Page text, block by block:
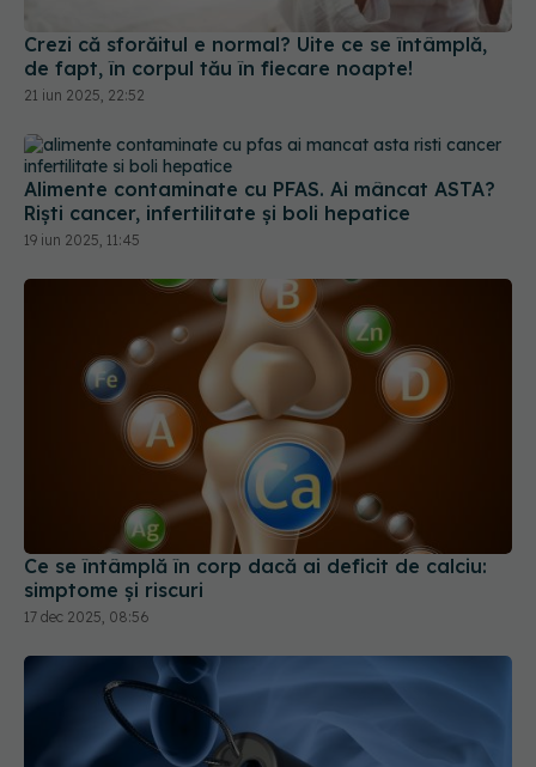
Crezi că sforăitul e normal? Uite ce se întâmplă,
de fapt, în corpul tău în fiecare noapte!
21 iun 2025, 22:52
Alimente contaminate cu PFAS. Ai mâncat ASTA?
Riști cancer, infertilitate și boli hepatice
19 iun 2025, 11:45
Ce se întâmplă în corp dacă ai deficit de calciu:
simptome și riscuri
17 dec 2025, 08:56